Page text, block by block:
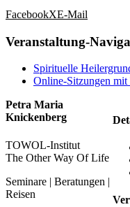
FacebookXE-Mail
Veranstaltung-
Spirituelle
Online-Sitzungen
Petra Maria
Knickenberg
TOWOL-Institut
The Other Way Of Life
Seminare | Beratungen |
Reisen